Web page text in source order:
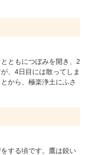
ともにつぼみを開き、2
、4日目には散ってしま
から、極楽浄土にふさ
する頃です。鷹は鋭い